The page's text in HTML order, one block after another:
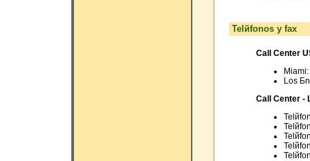
Telйfonos y fax
Call Center
Los
Call Center -